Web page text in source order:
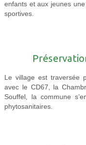
enfants et aux jeunes
sportives.
Le village est traversée
avec le CD67, la
Souffel, la commune
phytosanitaires.